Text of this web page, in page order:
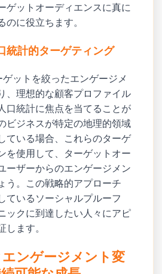
ゲットオーディエンスに真に
に役立ちます。
統計的ターゲティング
ットを絞ったエンゲージメ
、理想的な顧客プロファイル
口統計に焦点を当てることが
ビジネスが特定の地理的領域
ている場合、これらのターゲ
を使用して、ターゲットオー
ーザーからのエンゲージメン
う。この戦略的アプローチ
ているソーシャルプルーフ
ックに到達したい人々にアピ
ます。
ンゲージメント変